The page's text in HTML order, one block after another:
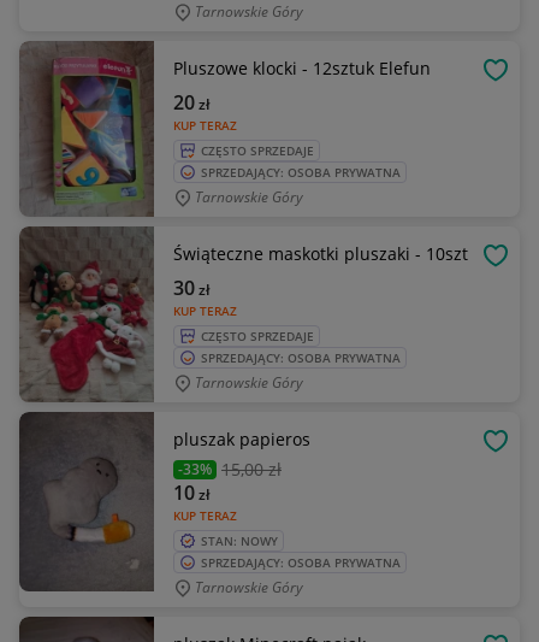
Tarnowskie Góry
Pluszowe klocki - 12sztuk Elefun
KUP TERAZ
20zł
CZĘSTO SPRZEDAJE
SPRZEDAJĄCY: OSOBA PRYWATNA
Tarnowskie Góry
Świąteczne maskotki pluszaki - 10szt
KUP TERAZ
30zł
CZĘSTO SPRZEDAJE
SPRZEDAJĄCY: OSOBA PRYWATNA
Tarnowskie Góry
pluszak papieros
-33% 15,00 zł
KUP TERAZ
10zł
STAN: NOWY
SPRZEDAJĄCY: OSOBA PRYWATNA
Tarnowskie Góry